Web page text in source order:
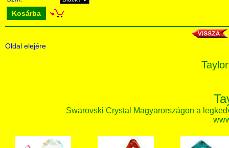
Kosárba
Oldal elejére
Swarovski Crystal Magyarországon a